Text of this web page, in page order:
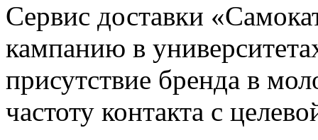
Сервис доставки
кампанию в
присутствие бренда в
частоту контакта с